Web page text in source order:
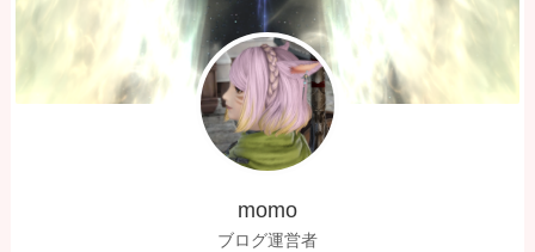
momo
ブログ運営者